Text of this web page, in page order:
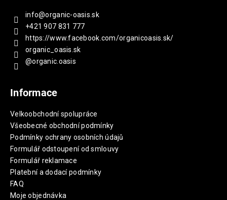
info@organic-oasis.sk
+421 907 831 777
https://www.facebook.com/organicoasis.sk/
organic_oasis.sk
@organic.oasis
Informace
Velkoobchodní spolupráce
Všeobecné obchodní podmínky
Podmínky ochrany osobních údajů
Formulář odstoupení od smlouvy
Formulář reklamace
Platební a dodací podmínky
FAQ
Moje objednávka